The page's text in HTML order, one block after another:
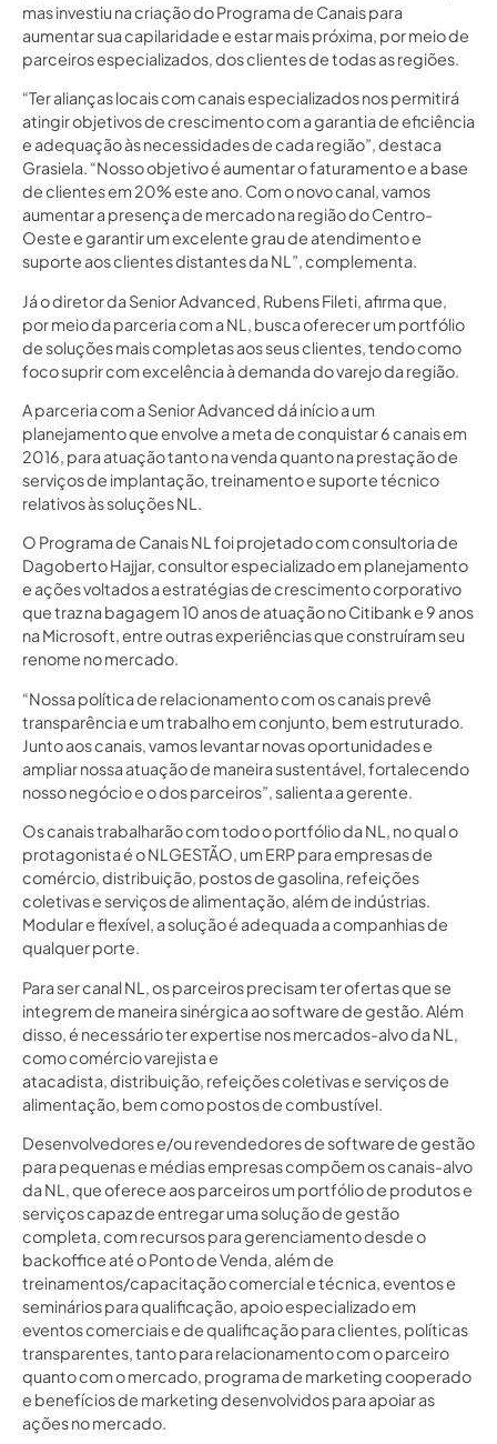
mas investiu na criação do Programa de Canais para
aumentar sua capilaridade e estar mais próxima, por meio de
parceiros especializados, dos clientes de todas as regiões.
“Ter alianças locais com canais especializados nos permitirá
atingir objetivos de crescimento com a garantia de eficiência
e adequação às necessidades de cada região”, destaca
Grasiela. “Nosso objetivo é aumentar o faturamento e a base
de clientes em 20% este ano. Com o novo canal, vamos
aumentar a presença de mercado na região do Centro-
Oeste e garantir um excelente grau de atendimento e
suporte aos clientes distantes da NL”, complementa.
Já o diretor da Senior Advanced, Rubens Fileti, afirma que,
por meio da parceria com a NL, busca oferecer um portfólio
de soluções mais completas aos seus clientes, tendo como
foco suprir com excelência à demanda do varejo da região.
A parceria com a Senior Advanced dá início a um
planejamento que envolve a meta de conquistar 6 canais em
2016, para atuação tanto na venda quanto na prestação de
serviços de implantação, treinamento e suporte técnico
relativos às soluções NL.
O Programa de Canais NL foi projetado com consultoria de
Dagoberto Hajjar, consultor especializado em planejamento
e ações voltados a estratégias de crescimento corporativo
que traz na bagagem 10 anos de atuação no Citibank e 9 anos
na Microsoft, entre outras experiências que construíram seu
renome no mercado.
“Nossa política de relacionamento com os canais prevê
transparência e um trabalho em conjunto, bem estruturado.
Junto aos canais, vamos levantar novas oportunidades e
ampliar nossa atuação de maneira sustentável, fortalecendo
nosso negócio e o dos parceiros”, salienta a gerente.
Os canais trabalharão com todo o portfólio da NL, no qual o
protagonista é o NLGESTÃO, um ERP para empresas de
comércio, distribuição, postos de gasolina, refeições
coletivas e serviços de alimentação, além de indústrias.
Modular e flexível, a solução é adequada a companhias de
qualquer porte.
Para ser canal NL, os parceiros precisam ter ofertas que se
integrem de maneira sinérgica ao software de gestão. Além
disso, é necessário ter expertise nos mercados-alvo da NL,
como comércio varejista e
atacadista, distribuição, refeições coletivas e serviços de
alimentação, bem como postos de combustível.
Desenvolvedores e/ou revendedores de software de gestão
para pequenas e médias empresas compõem os canais-alvo
da NL, que oferece aos parceiros um portfólio de produtos e
serviços capaz de entregar uma solução de gestão
completa, com recursos para gerenciamento desde o
backoffice até o Ponto de Venda, além de
treinamentos/capacitação comercial e técnica, eventos e
seminários para qualificação, apoio especializado em
eventos comerciais e de qualificação para clientes, políticas
transparentes, tanto para relacionamento com o parceiro
quanto com o mercado, programa de marketing cooperado
e benefícios de marketing desenvolvidos para apoiar as
ações no mercado.